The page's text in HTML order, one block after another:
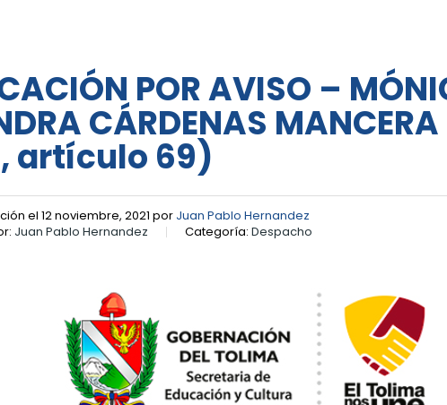
POR AVISO –
CÁRDENAS
artículo 69)
el 12 noviembre, 2021 por Juan Pablo Hernandez
Juan Pablo Hernandez Categoría: Despacho